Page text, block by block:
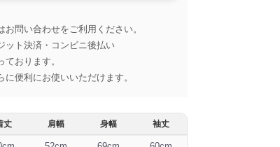
問い合わせをご利用ください。
ット決済・コンビニ後払い
ております。
便利にお使いいただけます。
丈 肩幅 身幅 袖丈